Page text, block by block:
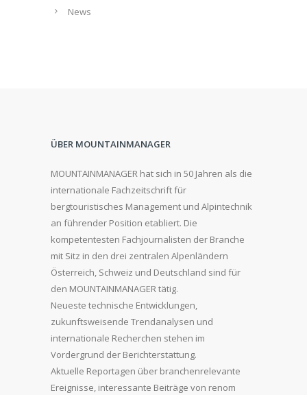
News
ÜBER MOUNTAINMANAGER
MOUNTAINMANAGER hat sich in 50 Jahren als die
internationale Fachzeitschrift für
bergtouristisches Management und Alpintechnik
an führender Position etabliert. Die
kompetentesten Fachjournalisten der Branche
mit Sitz in den drei zentralen Alpenländern
Österreich, Schweiz und Deutschland sind für
den MOUNTAINMANAGER tätig.
Neueste technische Entwicklungen,
zukunftsweisende Trendanalysen und
internationale Recherchen stehen im
Vordergrund der Berichterstattung.
Aktuelle Reportagen über branchenrelevante
Ereignisse, interessante Beiträge von renom